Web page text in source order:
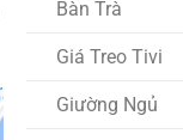
Bàn Trà
Giá Treo Tivi
Giường Ngủ